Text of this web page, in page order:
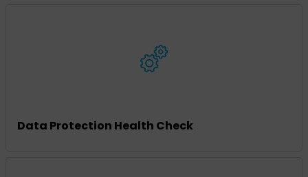
Data Protection Health Check